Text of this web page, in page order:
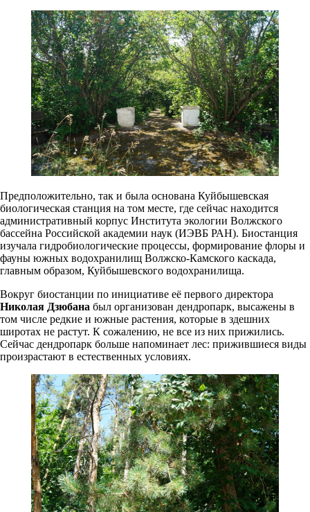
Предположительно, так и была основана Куйбышевская
биологическая станция на том месте, где сейчас находится
административный корпус Института экологии Волжского
бассейна Российской академии наук (ИЭВБ РАН). Биостанция
изучала гидробиологические процессы, формирование флоры и
фауны южных водохранилищ Волжско-Камского каскада,
главным образом, Куйбышевского водохранилища.
Вокруг биостанции по инициативе её первого директора
Николая Дзюбана был организован дендропарк, высажены в
том числе редкие и южные растения, которые в здешних
широтах не растут. К сожалению, не все из них прижились.
Сейчас дендропарк больше напоминает лес: прижившиеся виды
произрастают в естественных условиях.